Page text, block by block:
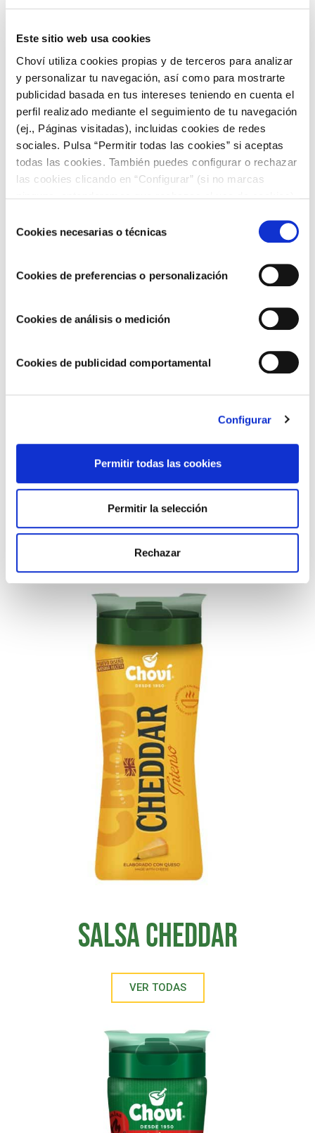
Este sitio web usa cookies
Choví utiliza cookies propias y de terceros para analizar
y personalizar tu navegación, así como para mostrarte
publicidad basada en tus intereses teniendo en cuenta el
perfil realizado mediante el seguimiento de tu navegación
(ej., Páginas visitadas), incluidas cookies de redes
sociales. Pulsa “Permitir todas las cookies” si aceptas
todas las cookies. También puedes configurar o rechazar
las cookies clicando en “Configurar” (si no marcas
COOKIES.
deCookies necesarias o técnicas
Cookies de preferencias o personalización
Cookies de análisis o medición
Cookies de publicidad comportamental
Configurar
Permitir todas las cookies
Permitir la selección
Rechazar
Ketchup
VER TODAS
Ensaladas Refrigerado
VER TODAS
Salsa Cheddar
VER TODAS